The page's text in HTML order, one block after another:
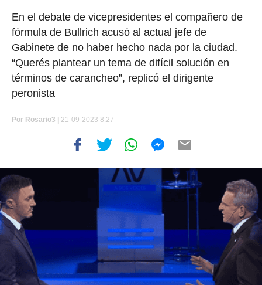
En el debate de vicepresidentes el compañero de
fórmula de Bullrich acusó al actual jefe de
Gabinete de no haber hecho nada por la ciudad.
“Querés plantear un tema de difícil solución en
términos de carancheo”, replicó el dirigente
peronista
Por Rosario3 | 21-09-2023 8:27